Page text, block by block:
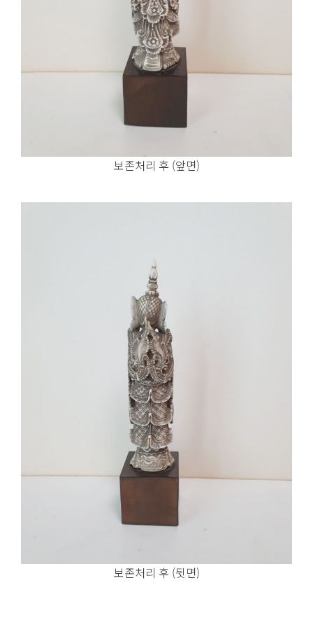
보존처리 후 (앞면)
보존처리 후 (뒷면)